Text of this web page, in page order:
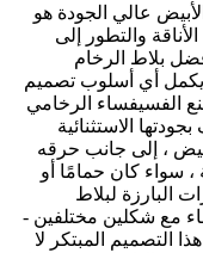
عالي الجودة هو
والتطور إلى
بلاط الرخام
يكمل أي أسلوب تصميم
الفسيفساء الرخامي
الاستثنائية
، إلى جانب حرقه
، سواء كان حمامًا أو
البارزة لبلاط
مع شكلين مختلفين -
التصميم المبتكر لا